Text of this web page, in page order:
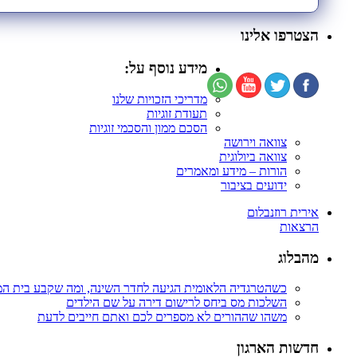
הצטרפו אלינו
מידע נוסף על:
מדריכי הזכויות שלנו
תעודת זוגיות
הסכם ממון והסכמי זוגיות
צוואה וירושה
צוואה ביולוגית
הורות – מידע ומאמרים
ידועים בציבור
אירית רוזנבלום
הרצאות
מהבלוג
כשהטרגדיה הלאומית הגיעה לחדר השינה, ומה שקבע בית
השלכות מס ביחס לרישום דירה על שם הילדים
משהו שההורים לא מספרים לכם ואתם חייבים לדעת
חדשות הארגון